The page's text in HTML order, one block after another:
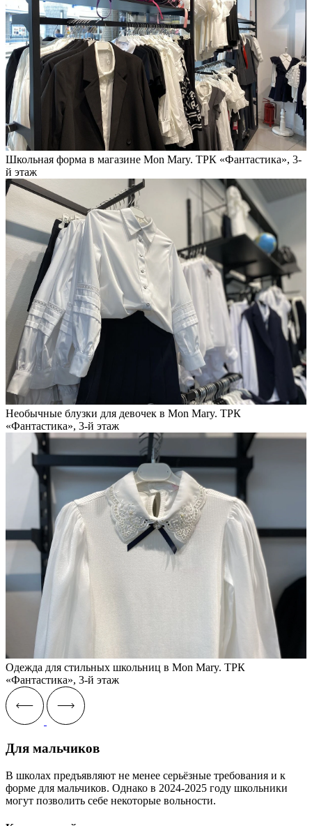
Школьная форма в магазине Mon Mary. ТРК «Фантастика», 3-
й этаж
Необычные блузки для девочек в Mon Mary. ТРК
«Фантастика», 3-й этаж
Одежда для стильных школьниц в Mon Mary. ТРК
«Фантастика», 3-й этаж
Для мальчиков
В школах предъявляют не менее серьёзные требования и к
форме для мальчиков. Однако в 2024-2025 году школьники
могут позволить себе некоторые вольности.